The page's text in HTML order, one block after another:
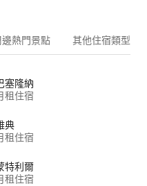
邊熱門景點 其他住宿類型
塞隆納
租住宿
典
租住宿
特利爾
租住宿